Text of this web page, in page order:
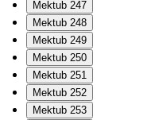
Mektub 247
Mektub 248
Mektub 249
Mektub 250
Mektub 251
Mektub 252
Mektub 253